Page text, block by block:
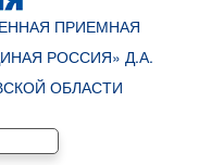
ПРИЕМНАЯ
РОССИЯ» Д.А.
ОБЛАСТИ